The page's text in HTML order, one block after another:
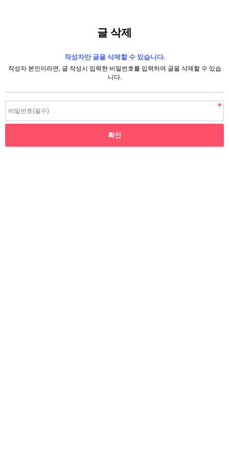
글 삭제
작성자만 글을 삭제할 수 있습니다.
작성자 본인이라면, 글 작성시 입력한 비밀번호를 입력하여 글을 삭제할 수 있습
니다.